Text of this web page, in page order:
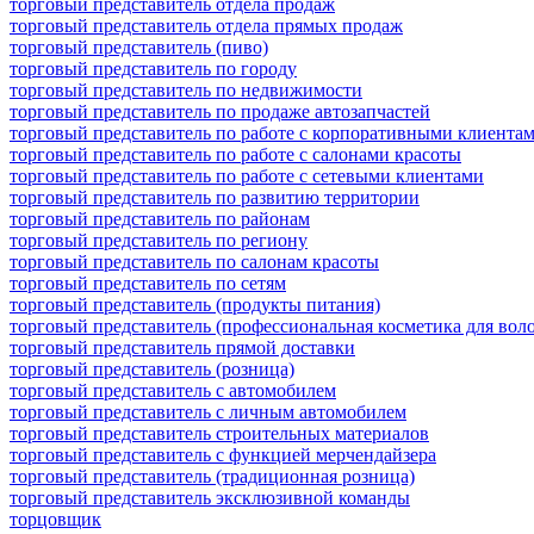
торговый представитель отдела прямых продаж
торговый представитель (пиво)
торговый представитель по городу
торговый представитель по недвижимости
торговый представитель по продаже автозапчастей
торговый представитель по работе с корпоративными
торговый представитель по работе с салонами красоты
торговый представитель по работе с сетевыми клиентами
торговый представитель по развитию территории
торговый представитель по районам
торговый представитель по региону
торговый представитель по салонам красоты
торговый представитель по сетям
торговый представитель (продукты питания)
торговый представитель (профессиональная косметика для
торговый представитель прямой доставки
торговый представитель (розница)
торговый представитель с автомобилем
торговый представитель с личным автомобилем
торговый представитель строительных материалов
торговый представитель с функцией мерчендайзера
торговый представитель (традиционная розница)
торговый представитель эксклюзивной команды
торцовщик